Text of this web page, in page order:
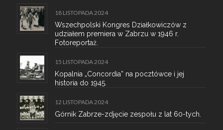
18 LISTOPADA 2024
Wszechpolski Kongres Działkowiczów z
udziałem premiera w Zabrzu w 1946 r.
Fotoreportaż.
15 LISTOPADA 2024
Kopalnia „Concordia” na pocztówce i jej
historia do 1945.
12 LISTOPADA 2024
Górnik Zabrze-zdjęcie zespołu z lat 60-tych.